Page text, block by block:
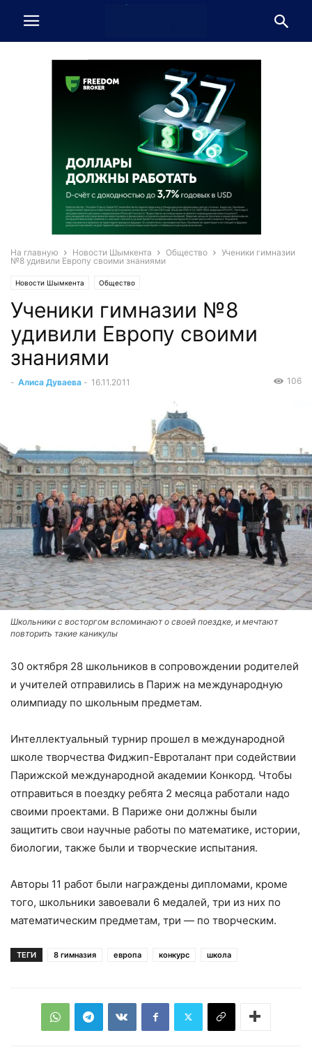
На главную Новости Шымкента Общество
Ученики гимназии
№8 удивили Европу своими знаниями
Новости Шымкента Общество
Ученики гимназии №8
удивили Европу своими
знаниями
- Алиса Дуваева - 16.11.2011 106
Школьники с восторгом вспоминают о своей поездке, и мечтают
повторить такие каникулы
30 октября 28 школьников в сопровождении родителей
и учителей отправились в Париж на международную
олимпиаду по школьным предметам.
Интеллектуальный турнир прошел в международной
школе творчества Фиджип-Евроталант при содействии
Парижской международной академии Конкорд. Чтобы
отправиться в поездку ребята 2 месяца работали надо
своими проектами. В Париже они должны были
защитить свои научные работы по математике, истории,
биологии, также были и творческие испытания.
Авторы 11 работ были награждены дипломами, кроме
того, школьники завоевали 6 медалей, три из них по
математическим предметам, три — по творческим.
ТЕГИ 8 гимназия европа конкурс школа